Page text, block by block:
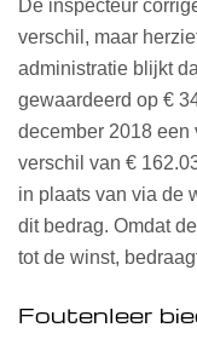
De inspecteur
verschil, maar
administratie blijkt
gewaardeerd op €
december 2018 een
verschil van €
in plaats van via de
dit bedrag. Omdat
tot de winst,
Foutenleer